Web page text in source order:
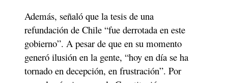
Además, señaló que la tesis de una
refundación de Chile “fue derrotada en este
gobierno”. A pesar de que en su momento
generó ilusión en la gente, “hoy en día se ha
tornado en decepción, en frustración”. Por